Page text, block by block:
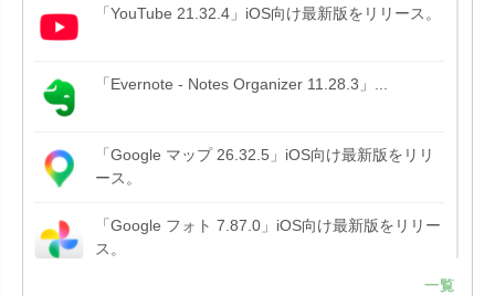
「YouTube 21.32.4」iOS向け最新版をリリース。
「Evernote - Notes Organizer 11.28.3」...
「Google マップ 26.32.5」iOS向け最新版をリリ
ース。
「Google フォト 7.87.0」iOS向け最新版をリリー
ス。
一覧